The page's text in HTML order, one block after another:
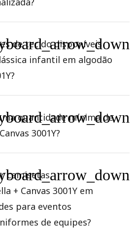
de tecido disponíveis
infantil em algodão
quantidade mínima de
3001Y?
camisetas
+ Canvas 3001Y em
para eventos
de equipes?